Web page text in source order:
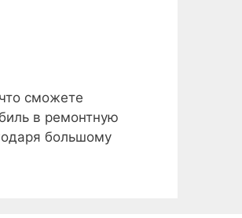
сможете
в ремонтную
большому